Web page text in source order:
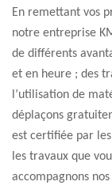
En remettant vos
notre entreprise
de différents
et en heure ; des
l’utilisation de
déplaçons
est certifiée par
les travaux que
accompagnons